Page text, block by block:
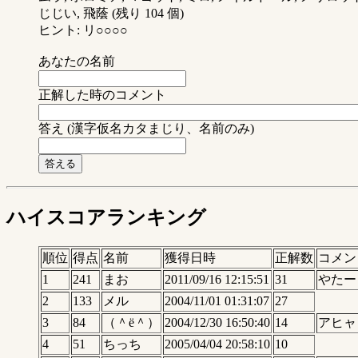
じじい, 飛蔭 (残り 104 個)
ヒント: リ○○○○
あなたの名前
正解した時のコメント
答え (漢字仮名カタまじり、名前のみ)
ハイスコアランキング
順位 得点 名前 獲得日時 正解数 コメ
1
241 まお 2011/09/16 12:15:51 31
やたー
2
133 メル 2004/11/01 01:31:07 27
3
84 （＾ё＾） 2004/12/30 16:50:40 14
アヒ
4
51 ちっち 2005/04/04 20:58:10 10